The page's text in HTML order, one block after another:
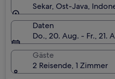
Sekar, Ost-Java,
Daten
Do., 20. Aug. - Fr., 21.
Gäste
2 Reisende, 1 Zimmer